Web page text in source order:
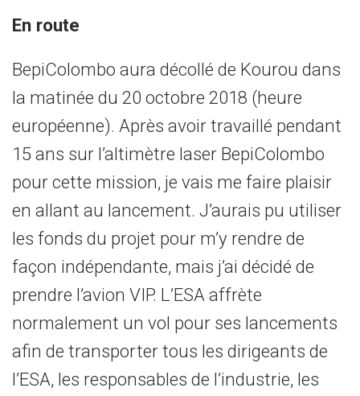
En route
BepiColombo aura décollé de Kourou dans
la matinée du 20 octobre 2018 (heure
européenne). Après avoir travaillé pendant
15 ans sur l’altimètre laser BepiColombo
pour cette mission, je vais me faire plaisir
en allant au lancement. J’aurais pu utiliser
les fonds du projet pour m’y rendre de
façon indépendante, mais j’ai décidé de
prendre l’avion VIP. L’ESA affrète
normalement un vol pour ses lancements
afin de transporter tous les dirigeants de
l’ESA, les responsables de l’industrie, les